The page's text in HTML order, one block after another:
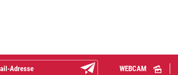
Abonnieren WEBCAM